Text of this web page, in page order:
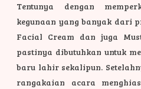
Tentunya dengan
kegunaan yang banyak dari
Facial Cream dan juga
pastinya dibutuhkan untuk
baru lahir sekalipun.
rangakaian acara menghias